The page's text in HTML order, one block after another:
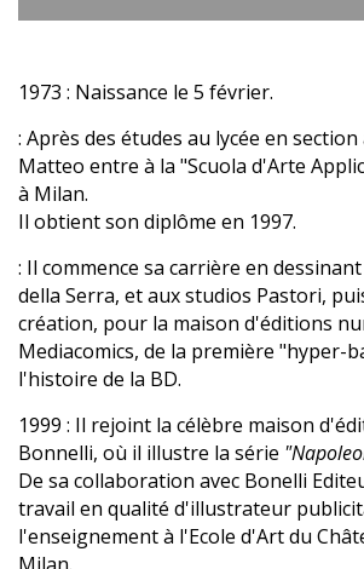
1973 : Naissance le 5 février.
: Après des études au lycée en
Matteo entre à la "Scuola d'Arte
à Milan.
Il obtient son diplôme en 1997.
: Il commence sa carrière en
della Serra, et aux studios Pastori,
création, pour la maison d'éditions
Mediacomics, de la première "hyper-
l'histoire de la BD.
1999 : Il rejoint la célèbre maison
Bonnelli, où il illustre la série
De sa collaboration avec Bonelli
travail en qualité d'illustrateur
l'enseignement à l'Ecole d'Art du